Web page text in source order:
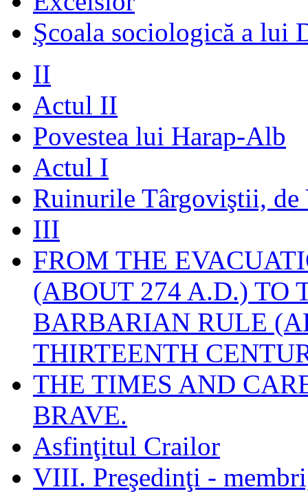
Şcoala sociologică a lui
II
Actul II
Povestea lui Harap-Alb
Actul I
Ruinurile Târgoviştii, de
III
FROM THE
(ABOUT 274 A.D.) TO
BARBARIAN RULE
THIRTEENTH
THE TIMES AND
BRAVE.
Asfinţitul Crailor
VIII. Preşedinţi -